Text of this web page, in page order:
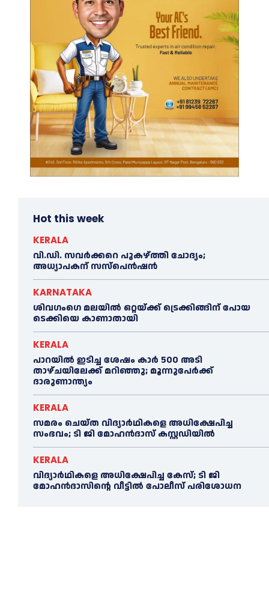
Hot this week
KERALA
വി.ഡി. സവർക്കറെ പുകഴ്ത്തി ചോദ്യം;
അധ്യാപകന് സസ്പെൻഷൻ
KARNATAKA
ശിവഗംഗെ മലയിൽ ഒറ്റയ്ക്ക് ട്രെക്കിങ്ങിന് പോയ
ടെക്കിയെ കാണാതായി
KERALA
പാറയിൽ ഇടിച്ച ശേഷം കാർ 500 അടി
താഴ്ചയിലേക്ക് മറിഞ്ഞു; മൂന്നുപേർക്ക്
ദാരുണാന്ത്യം
KERALA
സമരം ചെയ്ത വിദ്യാര്‍ഥികളെ അധിക്ഷേപിച്ച
സംഭവം; ടി ജി മോഹന്‍ദാസ് കസ്റ്റഡിയിൽ
KERALA
വിദ്യാര്‍ഥികളെ അധിക്ഷേപിച്ച കേസ്; ടി ജി
മോഹന്‍ദാസിന്റെ വീട്ടില്‍ പോലീസ് പരിശോധന